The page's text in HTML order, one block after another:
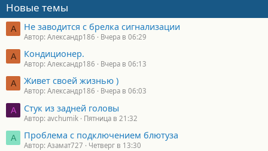
Новые темы
А Не заводится с брелка сигнализации
Автор: Александр186 Вчера в 06:29
А Кондиционер.
Автор: Александр186 Вчера в 06:13
А Живет своей жизнью )
Автор: Александр186 Вчера в 06:03
A Стук из задней головы
Автор: avchumik Пятница в 21:32
А Проблема с подключением блютуза
Автор: Азамат727 Четверг в 13:30